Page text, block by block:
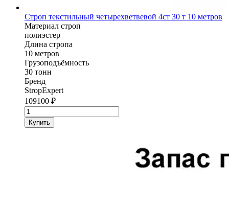
Строп текстильный четырехветвевой 4ст 30 т 10 метров
Материал строп
полиэстер
Длина стропа
10 метров
Грузоподъёмность
30 тонн
Бренд
StropExpert
109100 ₽
Количество
товара
Строп
Купить